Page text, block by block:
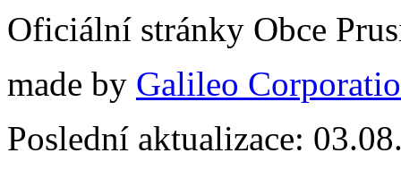
Oficiální stránky Obce
made by Galileo
Poslední aktualizace: